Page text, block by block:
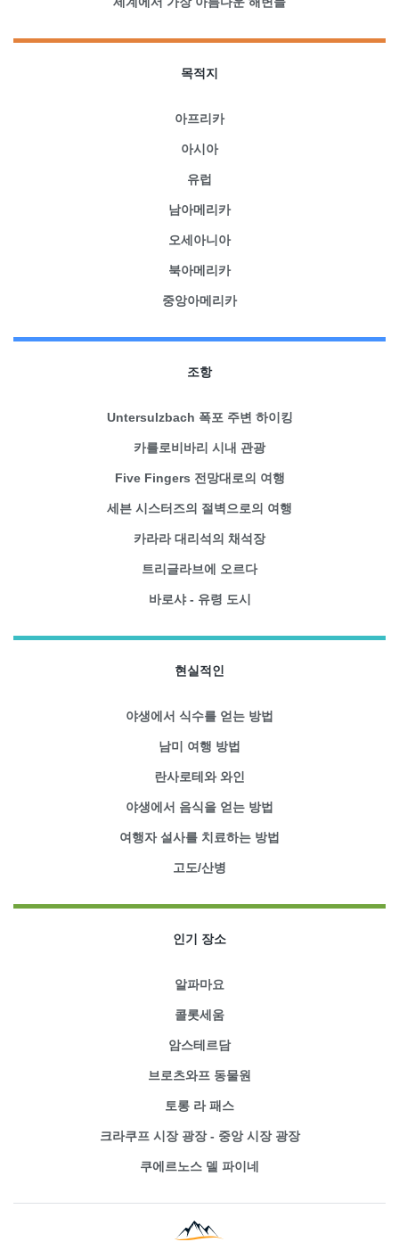
목적지
아프리카
아시아
유럽
남아메리카
오세아니아
북아메리카
중앙아메리카
조항
Untersulzbach 폭포 주변 하이킹
카를로비바리 시내 관광
Five Fingers 전망대로의 여행
세븐 시스터즈의 절벽으로의 여행
카라라 대리석의 채석장
트리글라브에 오르다
바로샤 - 유령 도시
현실적인
야생에서 식수를 얻는 방법
남미 여행 방법
란사로테와 와인
야생에서 음식을 얻는 방법
여행자 설사를 치료하는 방법
고도/산병
인기 장소
알파마요
콜롯세움
암스테르담
브로츠와프 동물원
토롱 라 패스
크라쿠프 시장 광장 - 중앙 시장 광장
쿠에르노스 델 파이네